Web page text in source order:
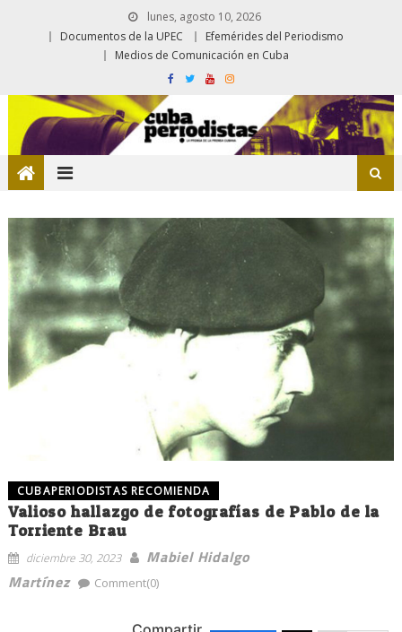
lunes, agosto 10, 2026
Documentos de la UPEC
Efemérides del Periodismo
Medios de Comunicación en Cuba
CUBAPERIODISTAS RECOMIENDA
Valioso hallazgo de fotografías de Pablo de la
Torriente Brau
diciembre 30, 2023
Mabiel Hidalgo
Martínez
Comment(0)